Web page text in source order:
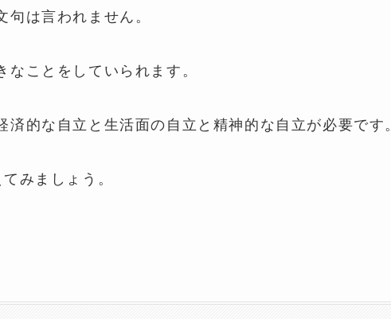
は言われません。
ことをしていられます。
的な自立と生活面の自立と精神的な自立が必要です。
みましょう。